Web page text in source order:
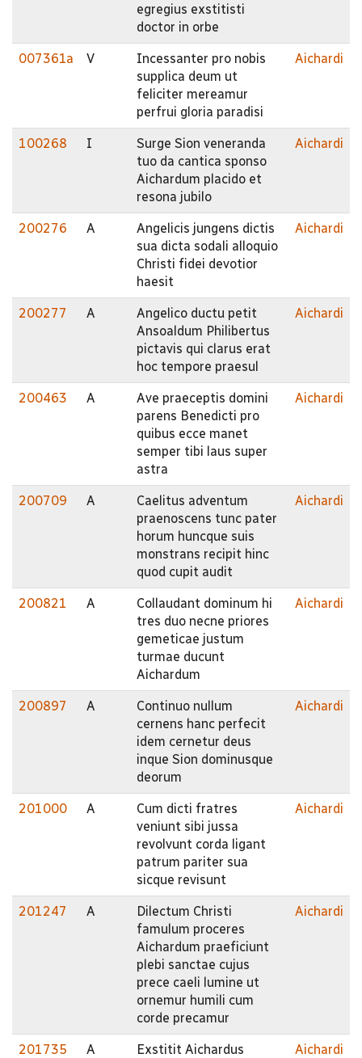
egregius exstitisti
doctor in orbe
007361a V
Incessanter pro nobis
supplica deum ut
feliciter mereamur
perfrui gloria paradisi
Aichardi
100268 I
Surge Sion veneranda
tuo da cantica sponso
Aichardum placido et
resona jubilo
Aichardi
200276 A
Angelicis jungens dictis
sua dicta sodali alloquio
Christi fidei devotior
haesit
Aichardi
200277 A
Angelico ductu petit
Ansoaldum Philibertus
pictavis qui clarus erat
hoc tempore praesul
Aichardi
200463 A
Ave praeceptis domini
parens Benedicti pro
quibus ecce manet
semper tibi laus super
astra
Aichardi
200709 A
Caelitus adventum
praenoscens tunc pater
horum huncque suis
monstrans recipit hinc
quod cupit audit
Aichardi
200821 A
Collaudant dominum hi
tres duo necne priores
gemeticae justum
turmae ducunt
Aichardum
Aichardi
200897 A
Continuo nullum
cernens hanc perfecit
idem cernetur deus
inque Sion dominusque
deorum
Aichardi
201000 A
Cum dicti fratres
veniunt sibi jussa
revolvunt corda ligant
patrum pariter sua
sicque revisunt
Aichardi
201247 A
Dilectum Christi
famulum proceres
Aichardum praeficiunt
plebi sanctae cujus
prece caeli lumine ut
ornemur humili cum
corde precamur
Aichardi
201735 A
Exstitit Aichardus
Aichardi